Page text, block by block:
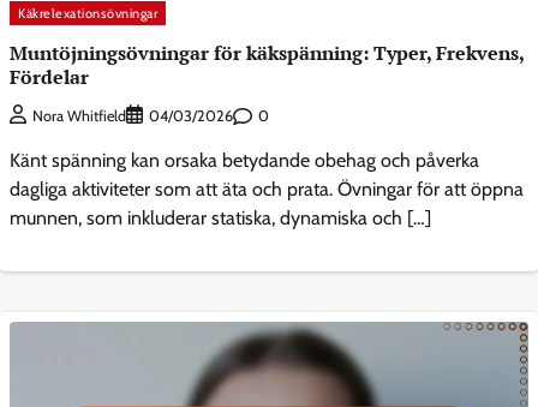
Käkrelexationsövningar
Muntöjningsövningar för käkspänning: Typer, Frekvens,
Fördelar
Nora Whitfield 04/03/2026 0
Känt spänning kan orsaka betydande obehag och påverka
dagliga aktiviteter som att äta och prata. Övningar för att öppna
munnen, som inkluderar statiska, dynamiska och […]